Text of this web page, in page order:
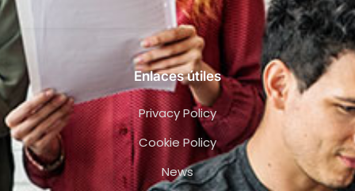
Enlaces útiles
Privacy Policy
Cookie Policy
News